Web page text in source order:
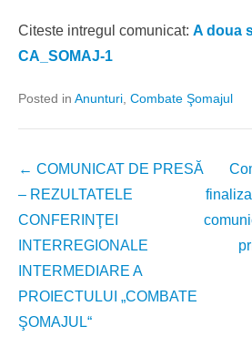
Citeste intregul comunicat: A doua
CA_SOMAJ-1
Posted in Anunturi Combate Şomajul
Post
navigation
← COMUNICAT DE PRESĂ
– REZULTATELE
CONFERINŢEI
INTERREGIONALE
INTERMEDIARE A
PROIECTULUI „COMBATE
ŞOMAJUL“